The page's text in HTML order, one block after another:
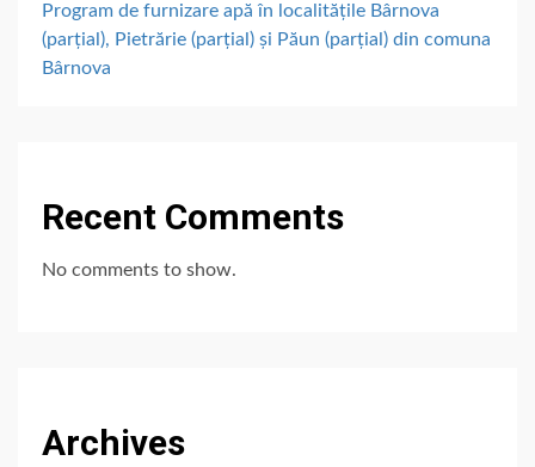
Program de furnizare apă în localitățile Bârnova
(parțial), Pietrărie (parțial) și Păun (parțial) din comuna
Bârnova
Recent Comments
No comments to show.
Archives